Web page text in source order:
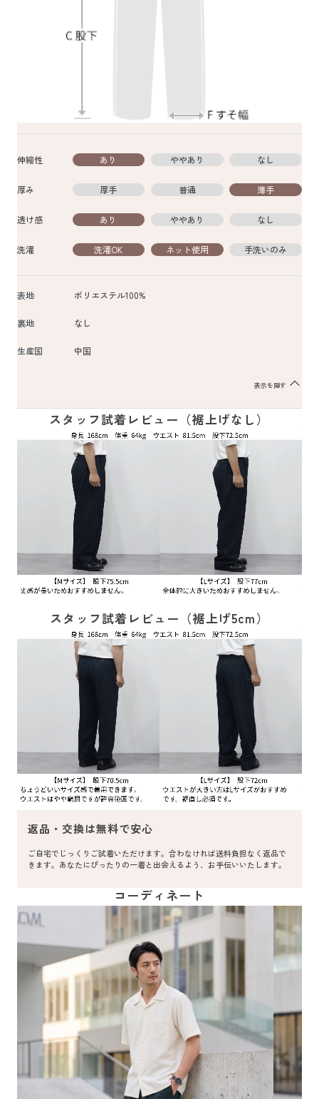
伸縮性 あり ややあり なし
厚み 厚手 普通 薄手
透け感 あり ややあり なし
洗濯 洗濯OK ネット使用 手洗いのみ
表地 ポリエステル100%
裏地 なし
生産国 中国
表示を隠す
スタッフ試着レビュー（裾上げなし）
スタッフ試着レビュー（裾上げ5cm）
返品・交換は無料で安心
ご自宅でじっくりご試着いただけます。合わなければ送料負担なく返品で
きます。あなたにぴったりの一着と出会えるよう、お手伝いいたします。
コーディネート